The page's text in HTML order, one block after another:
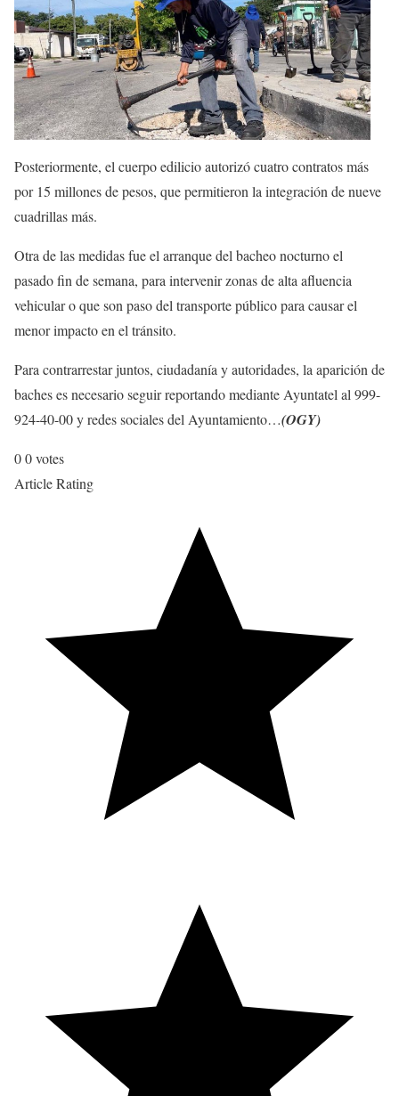
Posteriormente, el cuerpo edilicio autorizó cuatro contratos más
por 15 millones de pesos, que permitieron la integración de nueve
cuadrillas más.
Otra de las medidas fue el arranque del bacheo nocturno el
pasado fin de semana, para intervenir zonas de alta afluencia
vehicular o que son paso del transporte público para causar el
menor impacto en el tránsito.
Para contrarrestar juntos, ciudadanía y autoridades, la aparición de
baches es necesario seguir reportando mediante Ayuntatel al 999-
924-40-00 y redes sociales del Ayuntamiento…(OGY)
00votes
Article Rating